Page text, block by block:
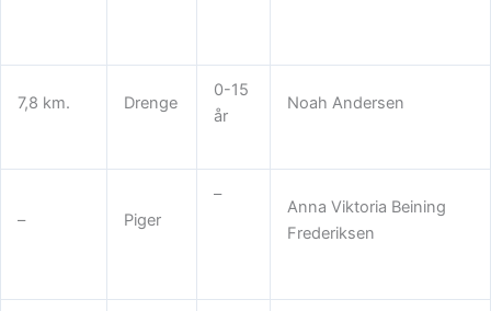
7,8 km. Drenge
0-15
år
Noah Andersen
– Piger
–
Anna Viktoria Beining
Frederiksen